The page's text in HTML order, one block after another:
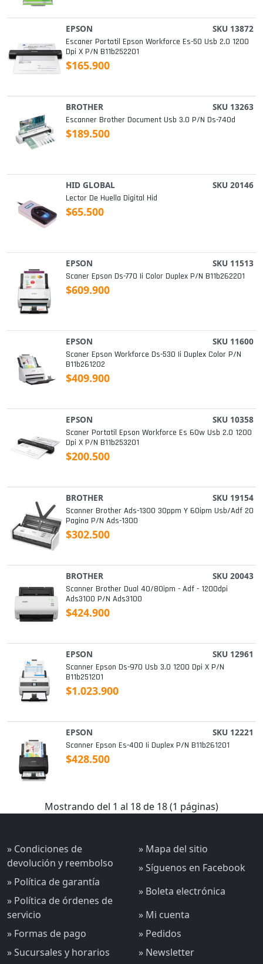
EPSON SKU 13872
Escaner Portatil Epson Workforce Es-50 Usb 2.0 1200
Dpi X P/n B11b252201
$165.900
BROTHER SKU 13263
Escanner Brother Document Usb 3.0 P/n Ds-740d
$189.500
HID GLOBAL SKU 20146
Lector De Huella Digital Hid
$65.500
EPSON SKU 11513
Scaner Epson Ds-770 Ii Color Duplex P/n B11b262201
$609.900
EPSON SKU 11600
Scaner Epson Workforce Ds-530 Ii Duplex Color P/n
B11b261202
$409.900
EPSON SKU 10358
Scaner Portatil Epson Workforce Es 60w Usb 2.0 1200
Dpi X P/n B11b253201
$200.500
BROTHER SKU 19154
Scanner Brother Ads-1300 30ppm Y 60ipm Usb/adf 20
Pagina P/n Ads-1300
$302.500
BROTHER SKU 20043
Scanner Brother Dual 40/80ipm - Adf - 1200dpi
Ads3100 P/n Ads3100
$424.900
EPSON SKU 12961
Scanner Epson Ds-970 Usb 3.0 1200 Dpi X P/n
B11b251201
$1.023.900
EPSON SKU 12221
Scanner Epson Es-400 Ii Duplex P/n B11b261201
$428.500
Mostrando del 1 al 18 de 18 (1 páginas)
» Condiciones de
devolución y reembolso
» Política de garantía
» Política de órdenes de
servicio
» Formas de pago
» Sucursales y horarios
» Mapa del sitio
» Síguenos en Facebook
» Boleta electrónica
» Mi cuenta
» Pedidos
» Newsletter